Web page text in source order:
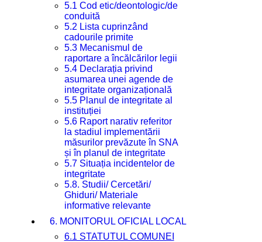
5.1 Cod etic/deontologic/de
conduită
5.2 Lista cuprinzând
cadourile primite
5.3 Mecanismul de
raportare a încălcărilor legii
5.4 Declarația privind
asumarea unei agende de
integritate organizațională
5.5 Planul de integritate al
instituției
5.6 Raport narativ referitor
la stadiul implementării
măsurilor prevăzute în SNA
și în planul de integritate
5.7 Situația incidentelor de
integritate
5.8. Studii/ Cercetări/
Ghiduri/ Materiale
informative relevante
6. MONITORUL OFICIAL LOCAL
6.1 STATUTUL COMUNEI